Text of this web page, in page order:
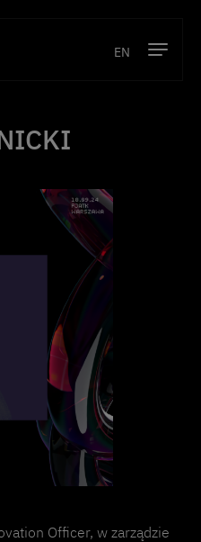
EN
Officer, w zarządzie